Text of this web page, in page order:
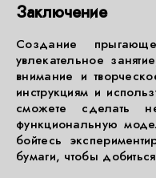
Заключение
Создание
увлекательное
внимание и
инструкциям и
сможете сделать
функциональную
бойтесь
бумаги, чтобы